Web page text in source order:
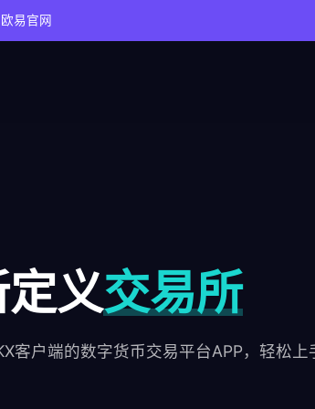
易官网
义交易所
客户端的数字货币交易平台APP，轻松上